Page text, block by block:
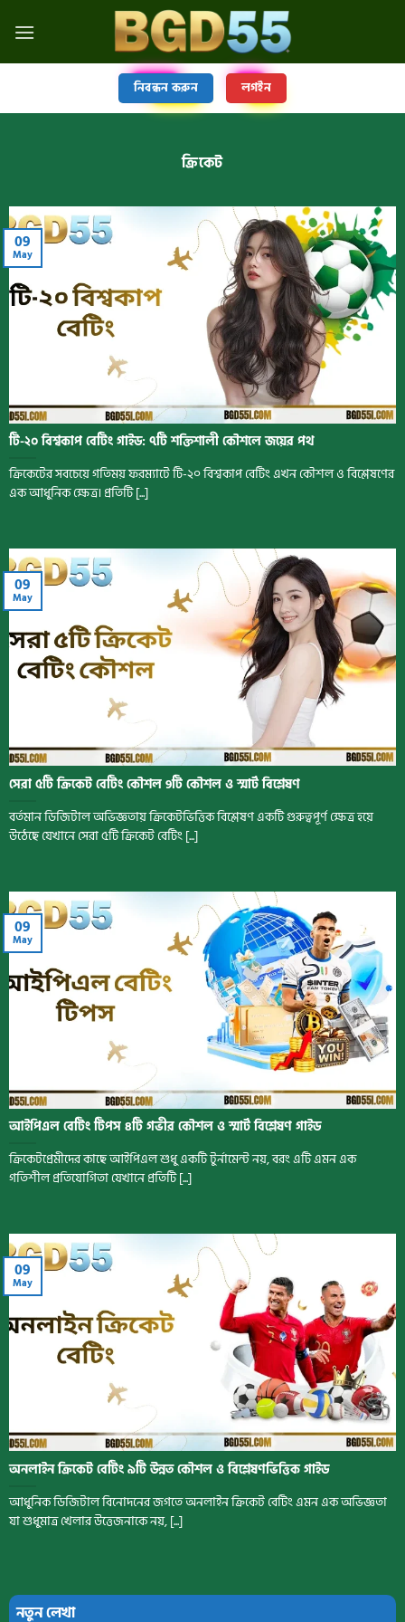
নিবন্ধন করুন লগইন
ক্রিকেট
টি-২০ বিশ্বকাপ বেটিং গাইড: ৭টি শক্তিশালী কৌশলে জয়ের পথ
ক্রিকেটের সবচেয়ে গতিময় ফরম্যাটে টি-২০ বিশ্বকাপ বেটিং এখন কৌশল ও বিশ্লেষণের
এক আধুনিক ক্ষেত্র। প্রতিটি [...]
09
May
সেরা ৫টি ক্রিকেট বেটিং কৌশল 9টি কৌশল ও স্মার্ট বিশ্লেষণ
বর্তমান ডিজিটাল অভিজ্ঞতায় ক্রিকেটভিত্তিক বিশ্লেষণ একটি গুরুত্বপূর্ণ ক্ষেত্র হয়ে
উঠেছে যেখানে সেরা ৫টি ক্রিকেট বেটিং [...]
09
May
আইপিএল বেটিং টিপস 8টি গভীর কৌশল ও স্মার্ট বিশ্লেষণ গাইড
ক্রিকেটপ্রেমীদের কাছে আইপিএল শুধু একটি টুর্নামেন্ট নয়, বরং এটি এমন এক
গতিশীল প্রতিযোগিতা যেখানে প্রতিটি [...]
09
May
অনলাইন ক্রিকেট বেটিং ৯টি উন্নত কৌশল ও বিশ্লেষণভিত্তিক গাইড
আধুনিক ডিজিটাল বিনোদনের জগতে অনলাইন ক্রিকেট বেটিং এমন এক অভিজ্ঞতা
যা শুধুমাত্র খেলার উত্তেজনাকে নয়, [...]
09
May
নতুন লেখা